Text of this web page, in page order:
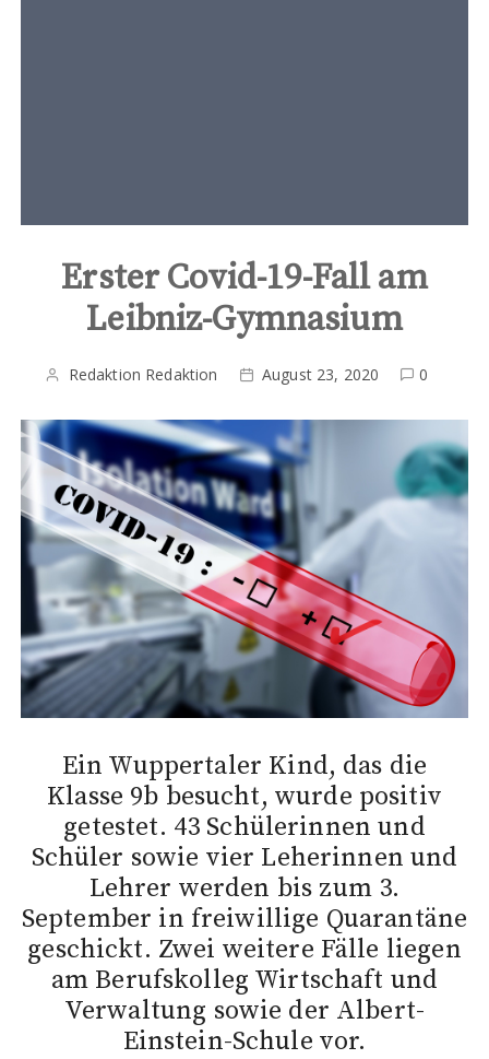
Erster Covid-19-Fall am
Leibniz-Gymnasium
Redaktion Redaktion August 23, 2020 0
Ein Wuppertaler Kind, das die
Klasse 9b besucht, wurde positiv
getestet. 43 Schülerinnen und
Schüler sowie vier Leherinnen und
Lehrer werden bis zum 3.
September in freiwillige Quarantäne
geschickt. Zwei weitere Fälle liegen
am Berufskolleg Wirtschaft und
Verwaltung sowie der Albert-
Einstein-Schule vor.